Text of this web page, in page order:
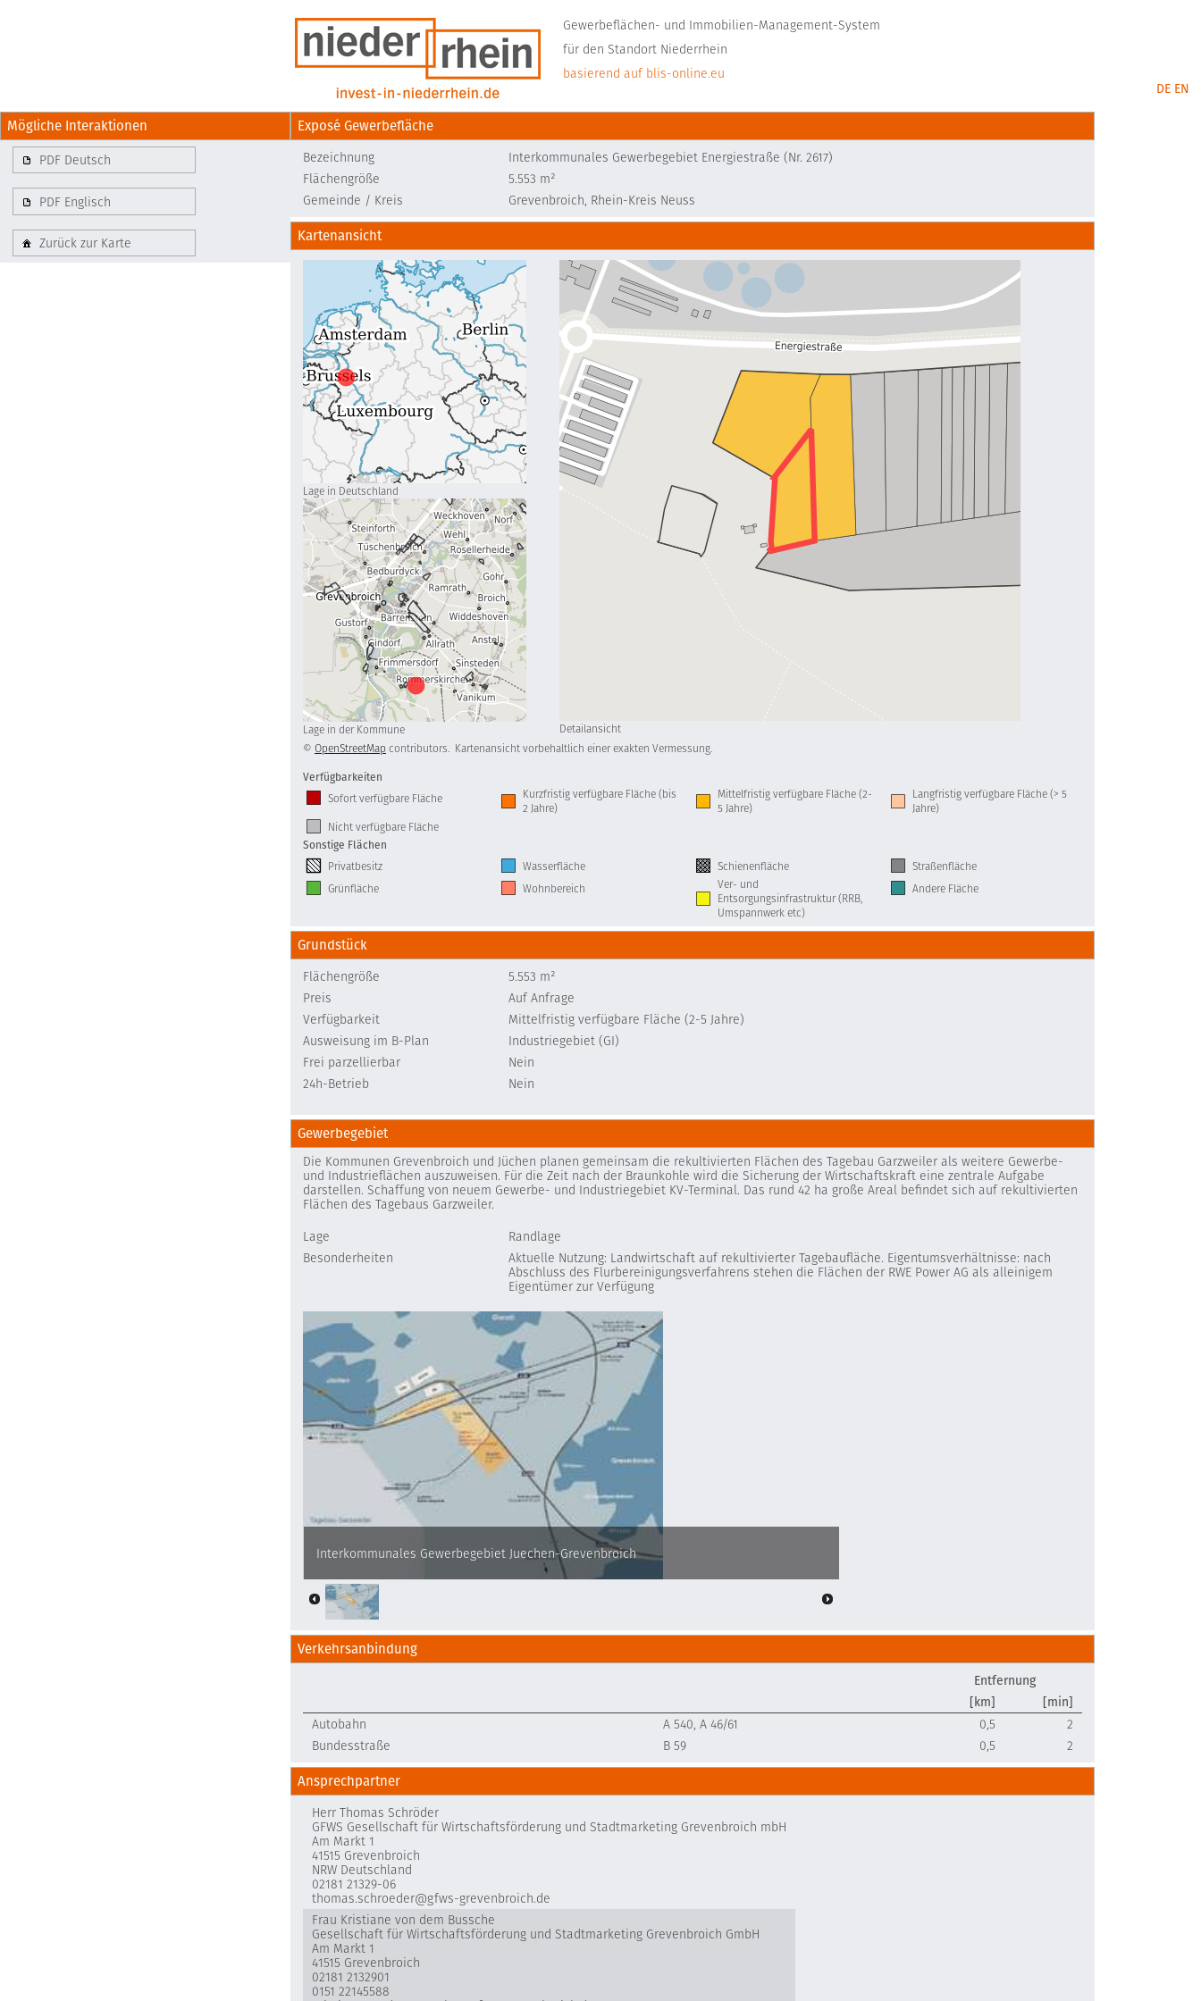
Gewerbeflächen- und Immobilien-Management-System
für den Standort Niederrhein
basierend auf blis-online.eu
DE EN
Mögliche Interaktionen
PDF Deutsch
PDF Englisch
Zurück zur Karte
Exposé Gewerbefläche
Bezeichnung
Interkommunales Gewerbegebiet Energiestraße (Nr. 2617)
Flächengröße
5.553 m²
Gemeinde / Kreis
Grevenbroich, Rhein-Kreis Neuss
Kartenansicht
Lage in Deutschland
Lage in der Kommune
Detailansicht
© OpenStreetMapcontributors. Kartenansicht vorbehaltlich einer exakten Vermessung.
Verfügbarkeiten
Sofort verfügbare Fläche
Kurzfristig verfügbare Fläche (bis
2 Jahre)
Mittelfristig verfügbare Fläche (2-
5 Jahre)
Langfristig verfügbare Fläche (> 5
Jahre)
Nicht verfügbare Fläche
Sonstige Flächen
Privatbesitz
Wasserfläche Schienenfläche
Straßenfläche
Grünfläche
Wohnbereich
Ver- und
Entsorgungsinfrastruktur (RRB,
Umspannwerk etc)
Andere Fläche
Grundstück
Flächengröße
5.553 m²
Preis
Auf Anfrage
Verfügbarkeit
Mittelfristig verfügbare Fläche (2-5 Jahre)
Ausweisung im B-Plan
Industriegebiet (GI)
Frei parzellierbar
Nein
24h-Betrieb
Nein
Gewerbegebiet
Die Kommunen Grevenbroich und Jüchen planen gemeinsam die rekultivierten Flächen des Tagebau Garzweiler als weitere Gewerbe-
und Industrieflächen auszuweisen. Für die Zeit nach der Braunkohle wird die Sicherung der Wirtschaftskraft eine zentrale Aufgabe
darstellen. Schaffung von neuem Gewerbe- und Industriegebiet KV-Terminal. Das rund 42 ha große Areal befindet sich auf rekultivierten
Flächen des Tagebaus Garzweiler.
Lage
Randlage
Besonderheiten
Aktuelle Nutzung: Landwirtschaft auf rekultivierter Tagebaufläche. Eigentumsverhältnisse: nach
Abschluss des Flurbereinigungsverfahrens stehen die Flächen der RWE Power AG als alleinigem
Eigentümer zur Verfügung
Interkommunales Gewerbegebiet Juechen-Grevenbroich
Verkehrsanbindung
Entfernung
[km]
[min]
Autobahn
A 540, A 46/61 0,5
2
Bundesstraße
B 59 0,5 2
Ansprechpartner
Herr Thomas Schröder
GFWS Gesellschaft für Wirtschaftsförderung und Stadtmarketing Grevenbroich mbH
Am Markt 1
41515 Grevenbroich
NRW Deutschland
02181 21329-06
thomas.schroeder@gfws-grevenbroich.de
Frau Kristiane von dem Bussche
Gesellschaft für Wirtschaftsförderung und Stadtmarketing Grevenbroich GmbH
Am Markt 1
41515 Grevenbroich
02181 2132901
0151 22145588